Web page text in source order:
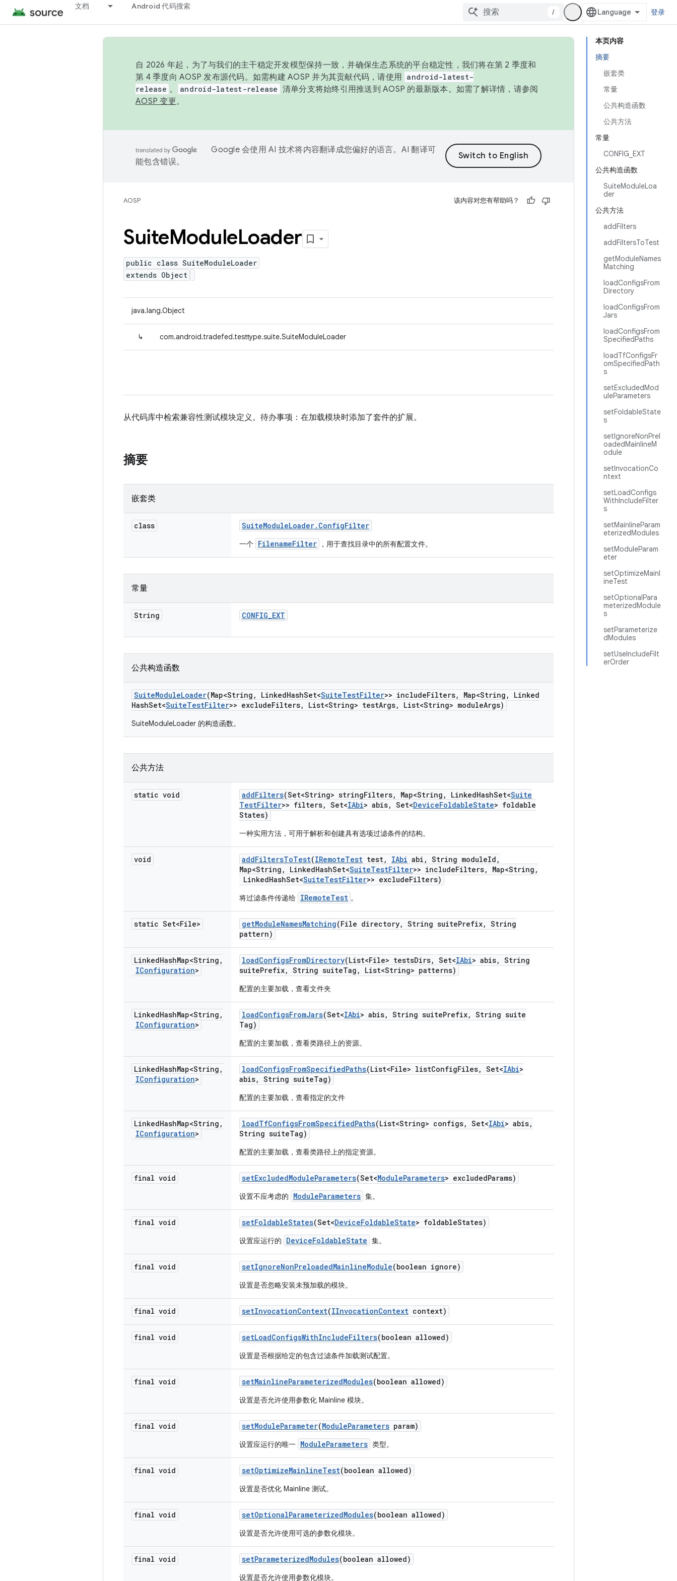
文档 Android 代码搜索
/ 登录
本页内容
摘要
嵌套类
常量
公共构造函数
公共方法
常量
CONFIG_EXT
公共构造函数
SuiteModuleLoa
der
公共方法
addFilters
addFiltersToTest
getModuleNames
Matching
loadConfigsFrom
Directory
loadConfigsFrom
Jars
loadConfigsFrom
SpecifiedPaths
loadTfConfigsFr
omSpecifiedPath
s
setExcludedMod
uleParameters
setFoldableState
s
setIgnoreNonPrel
oadedMainlineM
odule
setInvocationCo
ntext
setLoadConfigs
WithIncludeFilter
s
setMainlineParam
eterizedModules
setModuleParam
eter
setOptimizeMainl
ineTest
setOptionalPara
meterizedModule
s
setParameterize
dModules
setUseIncludeFilt
erOrder
自 2026 年起，为了与我们的主干稳定开发模型保持一致，并确保生态系统的平台稳定性，我们将在第 2 季度和
第 4 季度向 AOSP 发布源代码。如需构建 AOSP 并为其贡献代码，请使用 android-latest-
release 。 android-latest-release 清单分支将始终引用推送到 AOSP 的最新版本。如需了解详情，请参阅
AOSP 变更。
Google 会使用 AI 技术将内容翻译成您偏好的语言。AI 翻译可
能包含错误。
AOSP 该内容对您有帮助吗？
SuiteModuleLoader
public class SuiteModuleLoader
extends Object
java.lang.Object
↳ com.android.tradefed.testtype.suite.SuiteModuleLoader
从代码库中检索兼容性测试模块定义。待办事项：在加载模块时添加了套件的扩展。
摘要
嵌套类
class SuiteModuleLoader. ConfigFilter
一个 FilenameFilter ，用于查找目录中的所有配置文件。
常量
String CONFIG_EXT
公共构造函数
SuiteModuleLoader(Map<String , LinkedHashSet<SuiteTestFilter>> includeFilters, Map<String ,
Linked
HashSet<SuiteTestFilter>> excludeFilters, List<String> testArgs, List<String> moduleArgs)
SuiteModuleLoader 的构造函数。
公共方法
static void addFilters(Set<String> stringFilters, Map<String , LinkedHashSet<Suite
TestFilter>> filters, Set<IAbi> abis, Set<DeviceFoldableState> foldable
States)
一种实用方法，可用于解析和创建具有选项过滤条件的结构。
void addFiltersToTest(IRemoteTest test, IAbi abi , String moduleId ,
Map<String , LinkedHashSet<SuiteTestFilter>> includeFilters, Map<String ,
LinkedHashSet<SuiteTestFilter>> excludeFilters)
将过滤条件传递给 IRemoteTest 。
static Set<File> getModuleNamesMatching(File directory, String suitePrefix, String
pattern)
LinkedHashMap<String ,
IConfiguration>
loadConfigsFromDirectory(List<File> testsDirs, Set<IAbi> abis, String
suitePrefix, String suiteTag , List<String> patterns)
配置的主要加载，查看文件夹
LinkedHashMap<String ,
IConfiguration>
loadConfigsFromJars(Set<IAbi> abis, String suitePrefix, String suite
Tag)
配置的主要加载，查看类路径上的资源。
LinkedHashMap<String ,
IConfiguration>
loadConfigsFromSpecifiedPaths(List<File> listConfigFiles, Set<IAbi>
abis, String suiteTag)
配置的主要加载，查看指定的文件
LinkedHashMap<String ,
IConfiguration>
loadTfConfigsFromSpecifiedPaths(List<String> configs, Set<IAbi> abis,
String suiteTag)
配置的主要加载，查看类路径上的指定资源。
final void setExcludedModuleParameters(Set<ModuleParameters> excludedParams)
设置不应考虑的 ModuleParameters 集。
final void setFoldableStates(Set<DeviceFoldableState> foldableStates)
设置应运行的 DeviceFoldableState 集。
final void setIgnoreNonPreloadedMainlineModule(boolean ignore)
设置是否忽略安装未预加载的模块。
final void setInvocationContext(IInvocationContext context)
final void setLoadConfigsWithIncludeFilters(boolean allowed)
设置是否根据给定的包含过滤条件加载测试配置。
final void setMainlineParameterizedModules(boolean allowed)
设置是否允许使用参数化 Mainline 模块。
final void setModuleParameter(ModuleParameters param)
设置应运行的唯一 ModuleParameters 类型。
final void setOptimizeMainlineTest(boolean allowed)
设置是否优化 Mainline 测试。
final void setOptionalParameterizedModules(boolean allowed)
设置是否允许使用可选的参数化模块。
final void setParameterizedModules(boolean allowed)
设置是否允许使用参数化模块。